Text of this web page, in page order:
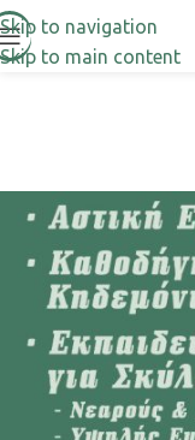
Skip to navigation
Skip to main content